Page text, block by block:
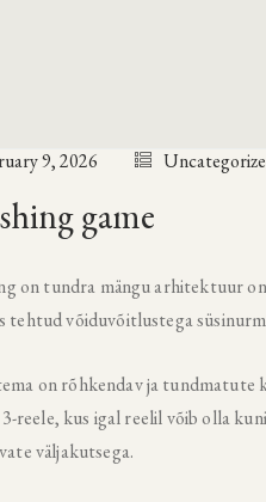
9, 2026
game
on tundra mängu arhitektuur
tehtud võiduvõitlustega
on rõhkendav ja tundmatute
reele, kus igal reelil võib olla
väljakutsega.